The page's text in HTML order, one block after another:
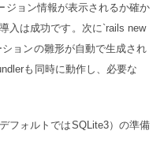
ジョン情報が表示されるか確か
入は成功です。次に`rails new
ョンの雛形が自動で生成され
も同時に動作し、必要な
フォルトではSQLite3）の準備